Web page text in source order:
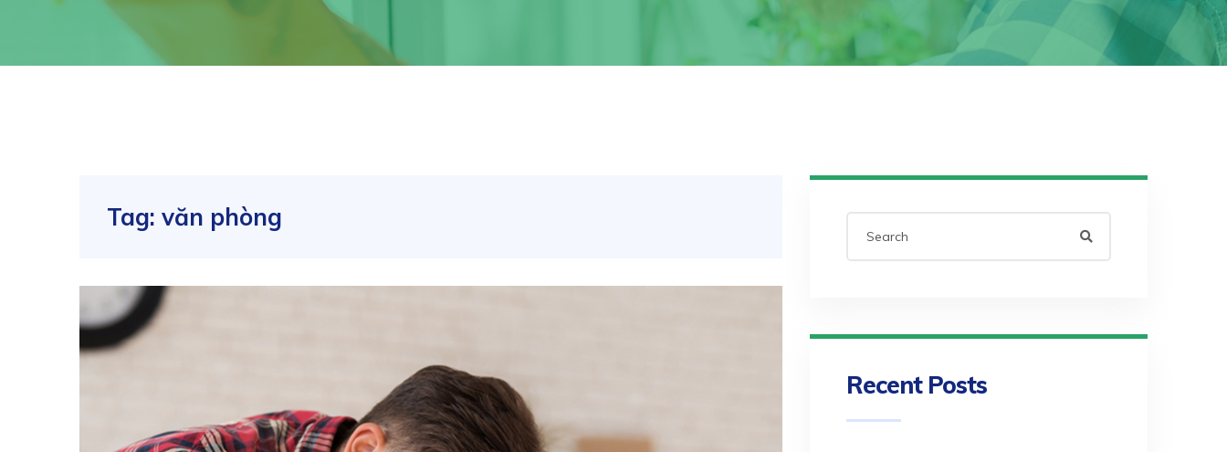
Tag: văn phòng
Recent Posts